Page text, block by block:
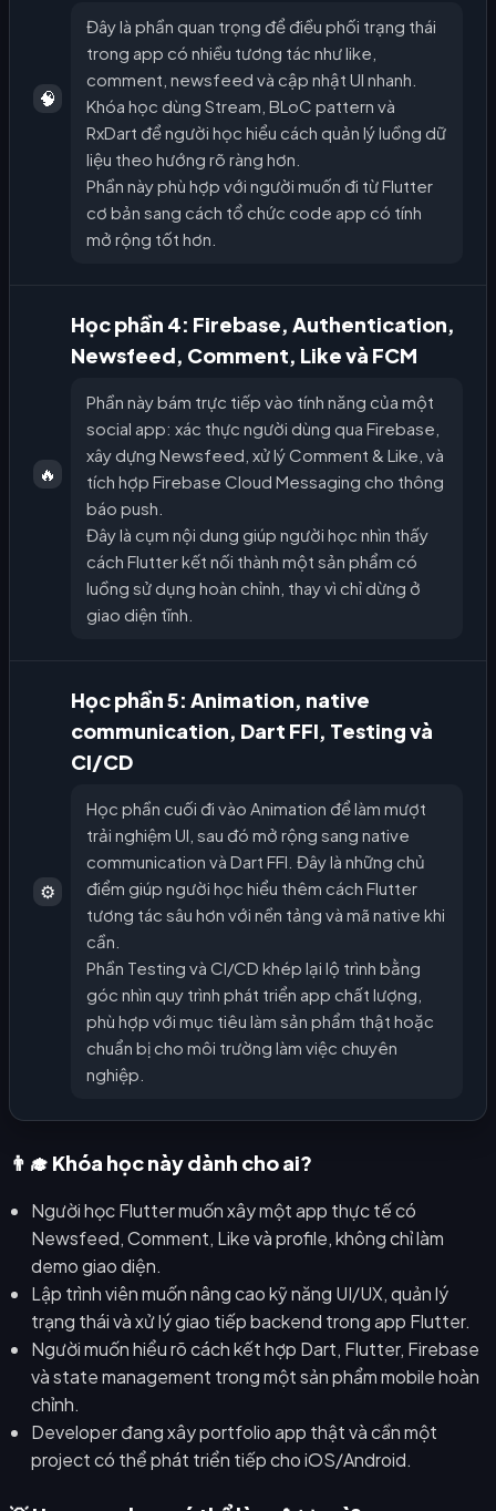
🧠
Đây là phần quan trọng để điều phối trạng thái
trong app có nhiều tương tác như like,
comment, newsfeed và cập nhật UI nhanh.
Khóa học dùng Stream, BLoC pattern và
RxDart để người học hiểu cách quản lý luồng dữ
liệu theo hướng rõ ràng hơn.
Phần này phù hợp với người muốn đi từ Flutter
cơ bản sang cách tổ chức code app có tính
mở rộng tốt hơn.
🔥
Học phần 4: Firebase, Authentication,
Newsfeed, Comment, Like và FCM
Phần này bám trực tiếp vào tính năng của một
social app: xác thực người dùng qua Firebase,
xây dựng Newsfeed, xử lý Comment & Like, và
tích hợp Firebase Cloud Messaging cho thông
báo push.
Đây là cụm nội dung giúp người học nhìn thấy
cách Flutter kết nối thành một sản phẩm có
luồng sử dụng hoàn chỉnh, thay vì chỉ dừng ở
giao diện tĩnh.
⚙️
Học phần 5: Animation, native
communication, Dart FFI, Testing và
CI/CD
Học phần cuối đi vào Animation để làm mượt
trải nghiệm UI, sau đó mở rộng sang native
communication và Dart FFI. Đây là những chủ
điểm giúp người học hiểu thêm cách Flutter
tương tác sâu hơn với nền tảng và mã native khi
cần.
Phần Testing và CI/CD khép lại lộ trình bằng
góc nhìn quy trình phát triển app chất lượng,
phù hợp với mục tiêu làm sản phẩm thật hoặc
chuẩn bị cho môi trường làm việc chuyên
nghiệp.
👨‍🎓 Khóa học này dành cho ai?
Người học Flutter muốn xây một app thực tế có
Newsfeed, Comment, Like và profile, không chỉ làm
demo giao diện.
Lập trình viên muốn nâng cao kỹ năng UI/UX, quản lý
trạng thái và xử lý giao tiếp backend trong app Flutter.
Người muốn hiểu rõ cách kết hợp Dart, Flutter, Firebase
và state management trong một sản phẩm mobile hoàn
chỉnh.
Developer đang xây portfolio app thật và cần một
project có thể phát triển tiếp cho iOS/Android.